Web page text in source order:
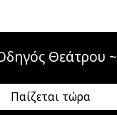
Θεάτρου ~
Παίζεται τώρα